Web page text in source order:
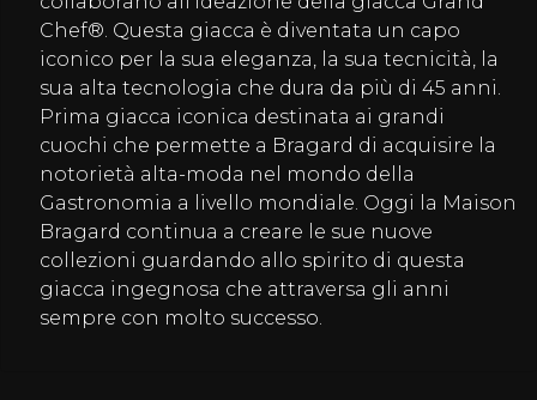
Chef®. Questa giacca è diventata un capo
iconico per la sua eleganza, la sua tecnicità, la
sua alta tecnologia che dura da più di 45 anni.
Prima giacca iconica destinata ai grandi
cuochi che permette a Bragard di acquisire la
notorietà alta-moda nel mondo della
Gastronomia a livello mondiale. Oggi la Maison
Bragard continua a creare le sue nuove
collezioni guardando allo spirito di questa
giacca ingegnosa che attraversa gli anni
sempre con molto successo.